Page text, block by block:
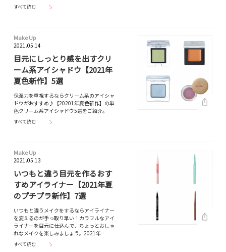
すべて読む
Make Up
2021.05.14
目元にしっとり感を出すクリ
ーム系アイシャドウ【2021年
夏色新作】5選
保湿力を重視するならクリーム系のアイシャ
ドウがおすすめ♪【20201年夏色新作】の単
色クリーム系アイシャドウ5選をご紹介。
すべて読む
Make Up
2021.05.13
いつもと違う目元を作るおす
すめアイライナー【2021年夏
のプチプラ新作】7選
いつもと違うメイクをするならアイライナー
を変えるのが手っ取り早い！カラフルなアイ
ライナーを目元に仕込んで、ちょっとおしゃ
れなメイクを楽しみましょう。2021年…
すべて読む